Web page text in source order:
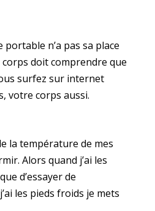
n’a pas sa place
doit comprendre que
surfez sur internet
votre corps aussi.
la température de mes
Alors quand j’ai les
d’essayer de
les pieds froids je mets